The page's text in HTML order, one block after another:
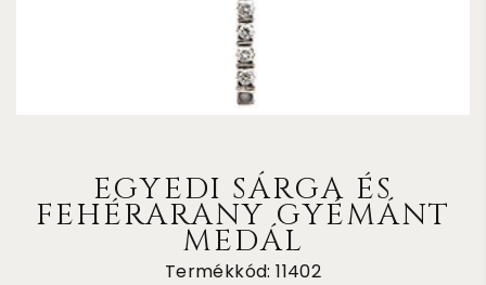
EGYEDI SÁRGA ÉS
FEHÉRARANY GYÉMÁNT
MEDÁL
Termékkód: 11402